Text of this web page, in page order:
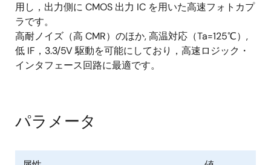
用し，出力側に CMOS 出力 IC を用いた高速フォトカプ
ラです。
高耐ノイズ（高 CMR）のほか, 高温対応（Ta=125℃）,
低 IF，3.3/5V 駆動を可能にしており，高速ロジック・
インタフェース回路に最適です。
パラメータ